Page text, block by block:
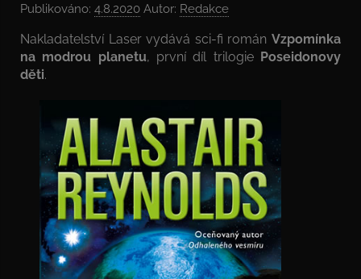
Publikováno: 4.8.2020 Autor: Redakce
Nakladatelství Laser vydává sci-fi román Vzpomínka
na modrou planetu, první díl trilogie Poseidonovy
děti.